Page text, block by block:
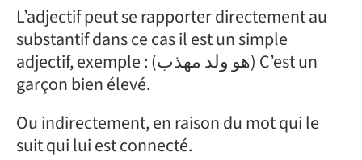
L’adjectif peut se rapporter directement au
substantif dans ce cas il est un simple
adjectif, exemple : (هو ولد مهذب) C’est un
garçon bien élevé.
Ou indirectement, en raison du mot qui le
suit qui lui est connecté.